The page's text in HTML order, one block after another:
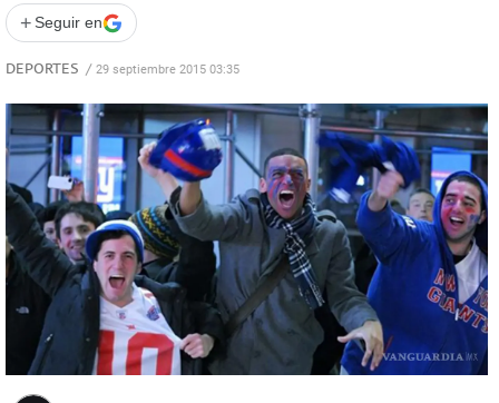
+ Seguir en
DEPORTES / 29 septiembre 2015 03:35